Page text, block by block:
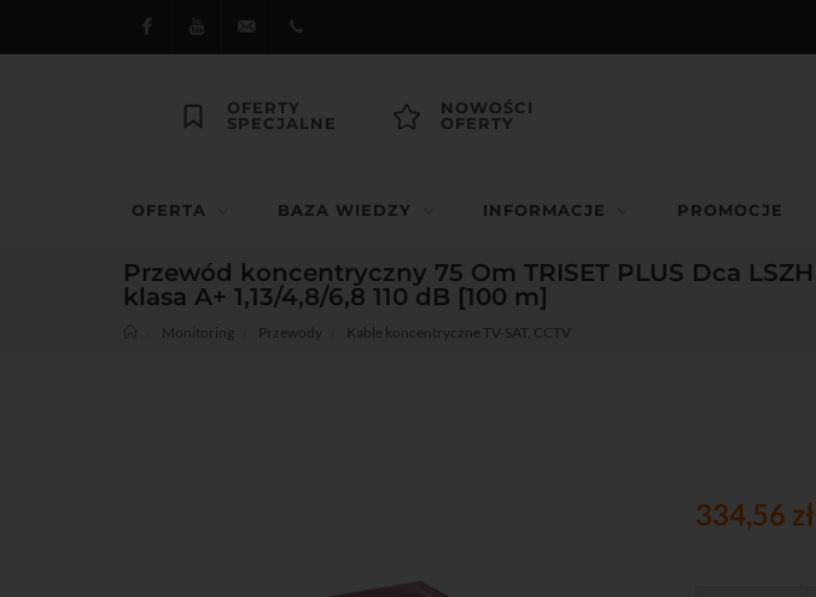
12
OFERTY
SPECJALNE
NOWOŚCI
OFERTY
OFERTA BAZA WIEDZY INFORMACJE PROMOCJE
Przewód koncentryczny 75 Om TRISET PLUS Dca LSZH
klasa A+ 1,13/4,8/6,8 110 dB [100 m]
Monitoring Przewody Kable koncentryczne TV-SAT, CCTV
334,56 zł